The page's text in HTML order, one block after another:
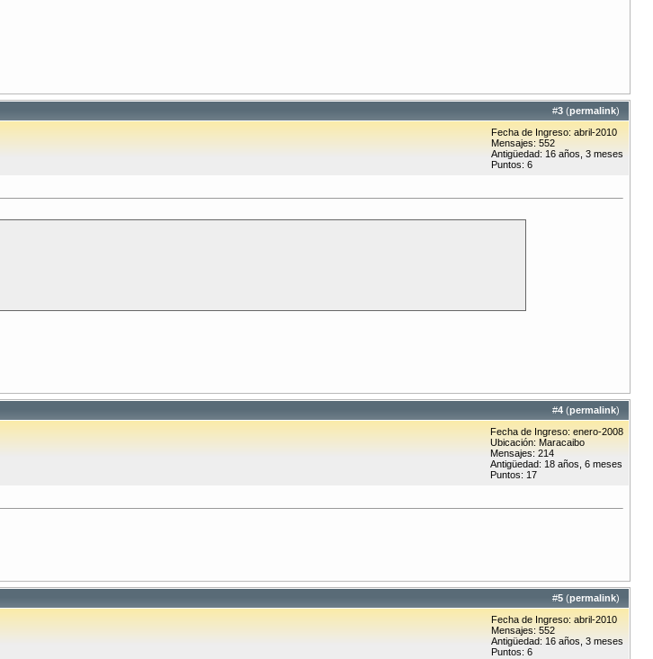
#3 (permalink)
Fecha de Ingreso: abril-2010
Mensajes: 552
Antigüedad: 16 años, 3 meses
Puntos: 6
#4 (permalink)
Fecha de Ingreso: enero-2008
Ubicación: Maracaibo
Mensajes: 214
Antigüedad: 18 años, 6 meses
Puntos: 17
#5 (permalink)
Fecha de Ingreso: abril-2010
Mensajes: 552
Antigüedad: 16 años, 3 meses
Puntos: 6